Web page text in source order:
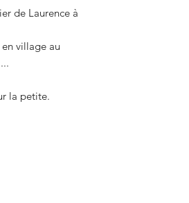
de Laurence à
village au
la petite.